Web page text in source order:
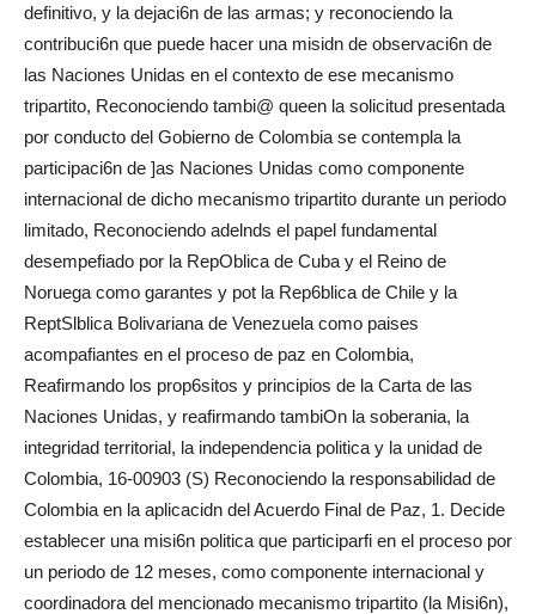
definitivo, y la dejaci6n de las armas; y reconociendo la
contribuci6n que puede hacer una misidn de observaci6n de
las Naciones Unidas en el contexto de ese mecanismo
tripartito, Reconociendo tambi@ queen la solicitud presentada
por conducto del Gobierno de Colombia se contempla la
participaci6n de ]as Naciones Unidas como componente
internacional de dicho mecanismo tripartito durante un periodo
limitado, Reconociendo adelnds el papel fundamental
desempefiado por la RepOblica de Cuba y el Reino de
Noruega como garantes y pot la Rep6blica de Chile y la
ReptSlblica Bolivariana de Venezuela como paises
acompafiantes en el proceso de paz en Colombia,
Reafirmando los prop6sitos y principios de la Carta de las
Naciones Unidas, y reafirmando tambiOn la soberania, la
integridad territorial, la independencia politica y la unidad de
Colombia, 16-00903 (S) Reconociendo la responsabilidad de
Colombia en la aplicacidn del Acuerdo Final de Paz, 1. Decide
establecer una misi6n politica que participarfi en el proceso por
un periodo de 12 meses, como componente internacional y
coordinadora del mencionado mecanismo tripartito (la Misi6n),